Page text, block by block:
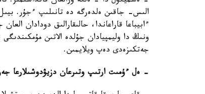
ءابيباعا قاراعاندا، حالىقارالىق دودادان
ونىڭ دا وليمپيادان جۇلدە الاتىن
جەتكىزەدى دەپ ويلايمىن.
- ەل ءۇمىت ارتىپ وتىرعان دزيۋدوشىلارعا